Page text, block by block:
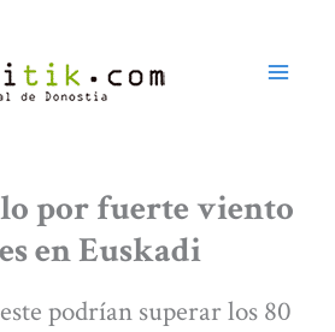
por fuerte viento
en Euskadi
podrían superar los 80